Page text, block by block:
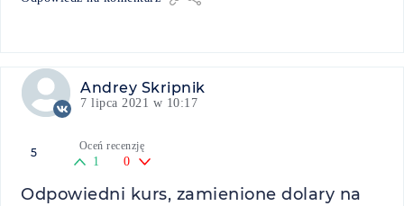
Andrey Skripnik
7 lipca 2021 w 10:17
5 Oceń recenzję
1 0
Odpowiedni kurs, zamienione dolary na